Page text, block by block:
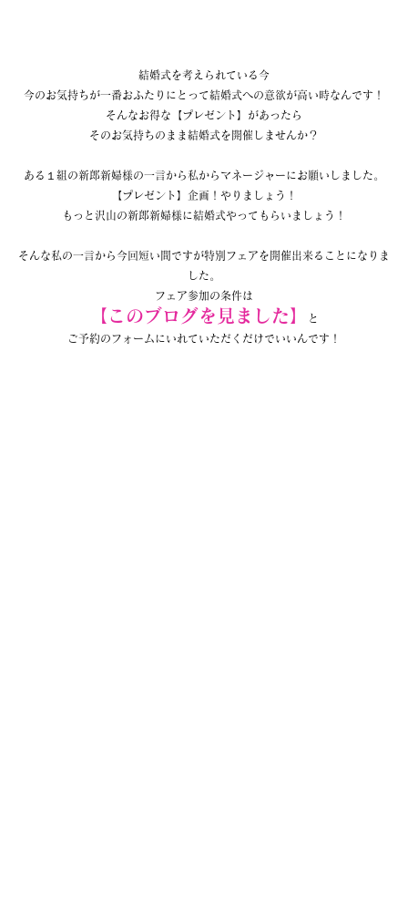
結婚式を考えられている今
今のお気持ちが一番おふたりにとって結婚式への意欲が高い時なんです！
そんなお得な【プレゼント】があったら
そのお気持ちのまま結婚式を開催しませんか？
ある１組の新郎新婦様の一言から私からマネージャーにお願いしました。
【プレゼント】企画！やりましょう！
もっと沢山の新郎新婦様に結婚式やってもらいましょう！
そんな私の一言から今回短い間ですが特別フェアを開催出来ることになりま
した。
フェア参加の条件は
【このブログを見ました】
と
ご予約のフォームにいれていただくだけでいいんです！